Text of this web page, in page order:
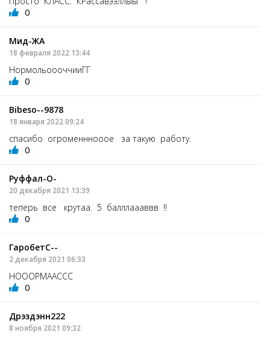
0
Мид-ЖА
18 февраля 2022 13:44
НормольоооччииГГ
0
Bibeso--9878
18 января 2022 09:24
спасибо огроменннооое за такую работу.
0
Руффал-О-
20 декабря 2021 13:39
теперь все крутаа. 5 балллаааввв !!
0
ГаробетС--
2 декабря 2021 06:33
НОООРМААССС
0
Дрэздэнн222
8 ноября 2021 09:32